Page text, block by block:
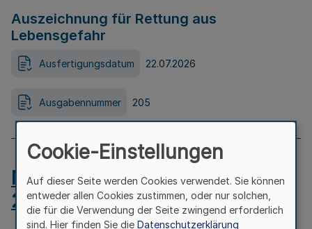
Auszeichnung für Rettung aus
Lebensgefahr
Ausfertigungsdatum 22.07.2026
Ausgabennummer 205
MB.NRW 2026 Nr. 204 vom
24.07.2026
Cookie-Einstellungen
Auf dieser Seite werden Cookies verwendet. Sie können
entweder allen Cookies zustimmen, oder nur solchen,
die für die Verwendung der Seite zwingend erforderlich
sind. Hier finden Sie die Datenschutzerklärung